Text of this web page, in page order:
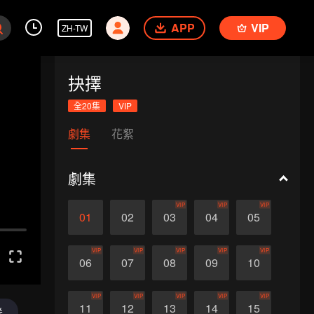
ZH-TW APP VIP
抉擇
全20集 VIP
劇集 花絮
劇集
01 02 03
VIP
04
VIP
05
VIP
06
VIP
07
VIP
08
VIP
09
VIP
10
VIP
11
VIP
12
VIP
13
VIP
14
VIP
15
VIP